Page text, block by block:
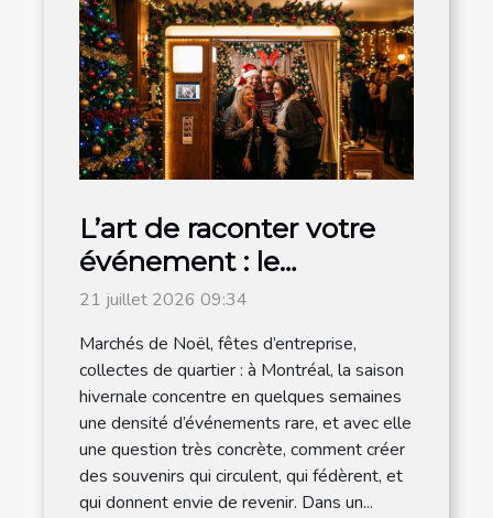
L’art de raconter votre
événement : le
photobooth s’invite à la
magie de noël
21 juillet 2026 09:34
Marchés de Noël, fêtes d’entreprise,
collectes de quartier : à Montréal, la saison
hivernale concentre en quelques semaines
une densité d’événements rare, et avec elle
une question très concrète, comment créer
des souvenirs qui circulent, qui fédèrent, et
qui donnent envie de revenir. Dans un...